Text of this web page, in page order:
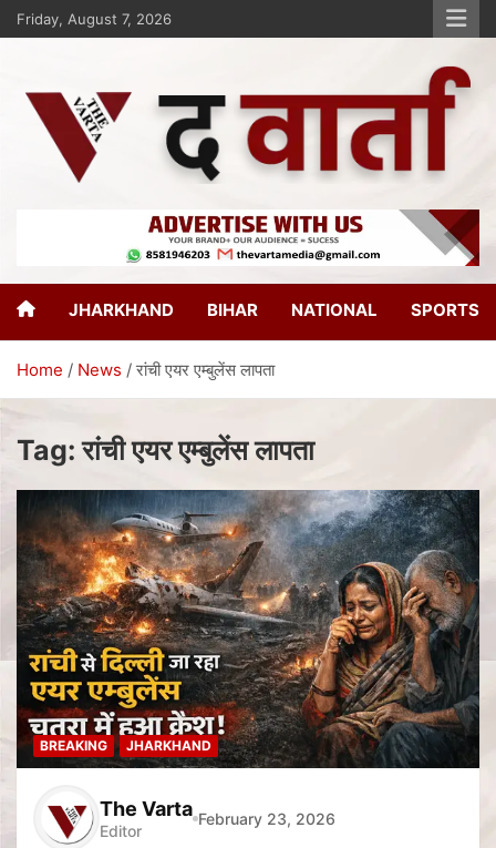
Friday, August 7, 2026
The Varta
JHARKHAND BIHAR NATIONAL SPORTS
Home News रांची एयर एम्बुलेंस लापता
Tag:रांची एयर एम्बुलेंस लापता
BREAKING JHARKHAND
The Varta
Editor
February 23, 2026